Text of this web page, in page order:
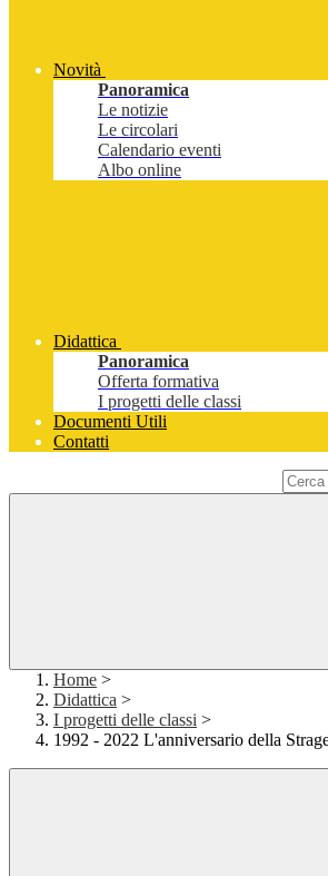
Novità
Panoramica
Le notizie
Le circolari
Calendario eventi
Albo online
Didattica
Panoramica
Offerta formativa
I progetti delle classi
Documenti Utili
Contatti
Home >
Didattica >
I progetti delle classi >
1992 - 2022 L'anniversario della